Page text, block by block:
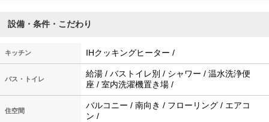
設備・条件・こだわり
キッチン IHクッキングヒーター /
バス・トイレ
給湯 / バストイレ別 / シャワー / 温水洗浄便
座 / 室内洗濯機置き場 /
住空間
バルコニー / 南向き / フローリング / エアコ
ン /